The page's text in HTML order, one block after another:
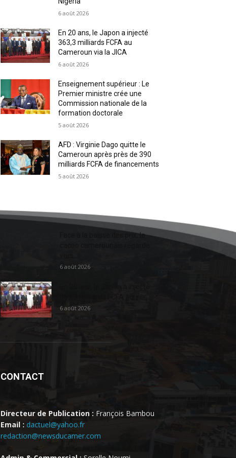
6 août 2026
En 20 ans, le Japon a injecté
363,3 milliards FCFA au
Cameroun via la JICA
6 août 2026
Enseignement supérieur : Le
Premier ministre crée une
Commission nationale de la
formation doctorale
5 août 2026
AFD : Virginie Dago quitte le
Cameroun après près de 390
milliards FCFA de financements
5 août 2026
Face à la baisse des prix, le
6 août 2026
6 août 2026
CONTACT
Directeur de Publication : François Bambou
Email : dactuel@yahoo.fr
redaction@newsducamer.com